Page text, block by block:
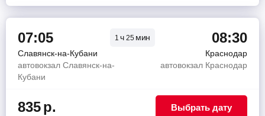
07:05 1ч 25 мин 08:30
Славянск-на-Кубани
Краснодар
автовокзал Славянск-на-
Кубани
автовокзал Краснодар
835р. Выбрать дату